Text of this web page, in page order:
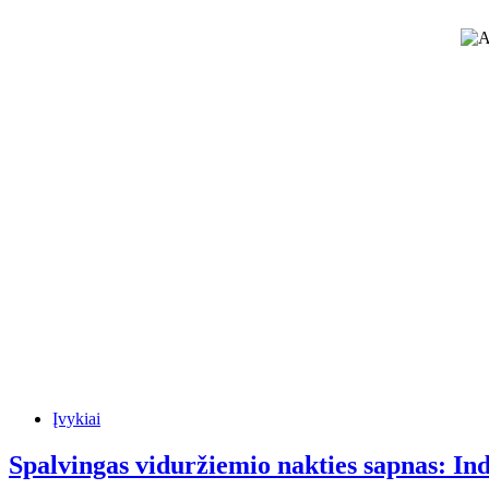
Įvykiai
Spalvingas viduržiemio nakties sapnas: